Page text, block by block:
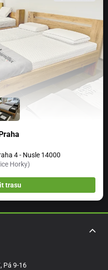
4 - Nusle 14000
Horky)
trasu
Pá 9-16